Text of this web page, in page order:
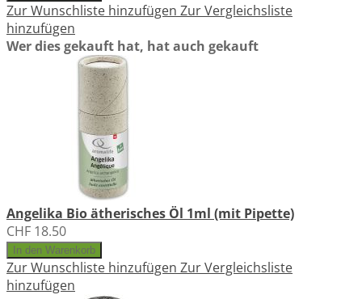
Zur Wunschliste hinzufügen Zur Vergleichsliste
hinzufügen
Wer dies gekauft hat, hat auch gekauft
Angelika Bio ätherisches Öl 1ml (mit Pipette)
CHF 18.50
In den Warenkorb
Zur Wunschliste hinzufügen Zur Vergleichsliste
hinzufügen